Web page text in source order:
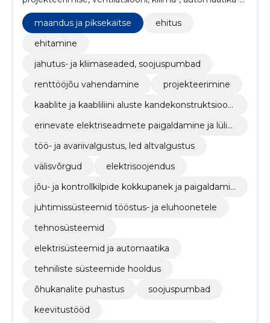
ja elektrisüsteemide paigalduseks ja hoolduseks.
maandus ja piksekaitse
ehitus
ehitamine
jahutus- ja kliimaseaded, soojuspumbad
renttööjõu vahendamine
projekteerimine
kaablite ja kaabliliini aluste kandekonstruktsiooni
erinevate elektriseadmete paigaldamine ja lülita
töö- ja avariivalgustus, led altvalgustus
välisvõrgud
elektrisoojendus
jõu- ja kontrollkilpide kokkupanek ja paigaldamin
juhtimissüsteemid tööstus- ja eluhoonetele
tehnosüsteemid
elektrisüsteemid ja automaatika
tehniliste süsteemide hooldus
õhukanalite puhastus
soojuspumbad
keevitustööd